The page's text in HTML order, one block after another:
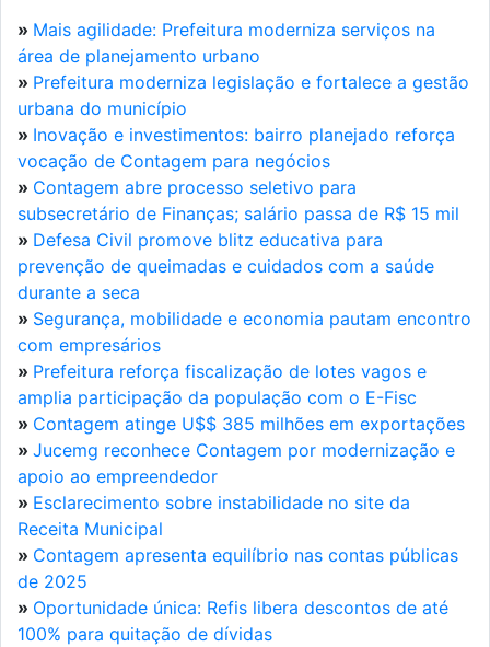
» Mais agilidade: Prefeitura moderniza serviços na
área de planejamento urbano
» Prefeitura moderniza legislação e fortalece a gestão
urbana do município
» Inovação e investimentos: bairro planejado reforça
vocação de Contagem para negócios
» Contagem abre processo seletivo para
subsecretário de Finanças; salário passa de R$ 15 mil
» Defesa Civil promove blitz educativa para
prevenção de queimadas e cuidados com a saúde
durante a seca
» Segurança, mobilidade e economia pautam encontro
com empresários
» Prefeitura reforça fiscalização de lotes vagos e
amplia participação da população com o E-Fisc
» Contagem atinge U$$ 385 milhões em exportações
» Jucemg reconhece Contagem por modernização e
apoio ao empreendedor
» Esclarecimento sobre instabilidade no site da
Receita Municipal
» Contagem apresenta equilíbrio nas contas públicas
de 2025
» Oportunidade única: Refis libera descontos de até
100% para quitação de dívidas